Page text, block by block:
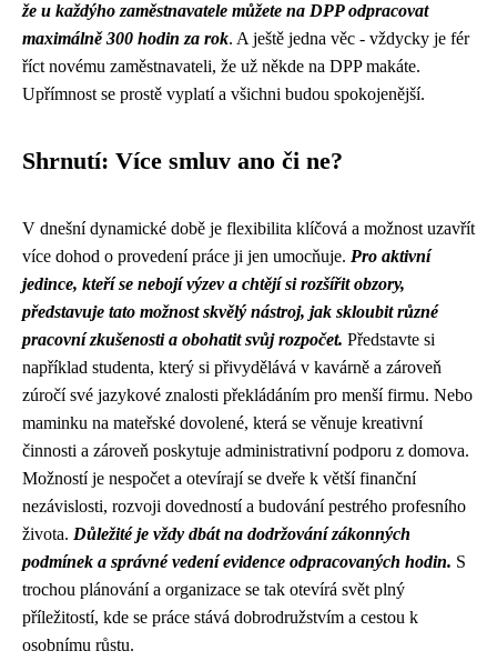
že u každýho zaměstnavatele můžete na DPP odpracovat
maximálně 300 hodin za rok. A ještě jedna věc - vždycky je fér
říct novému zaměstnavateli, že už někde na DPP makáte.
Upřímnost se prostě vyplatí a všichni budou spokojenější.
Shrnutí: Více smluv ano či ne?
V dnešní dynamické době je flexibilita klíčová a možnost uzavřít
více dohod o provedení práce ji jen umocňuje. Pro aktivní
jedince, kteří se nebojí výzev a chtějí si rozšířit obzory,
představuje tato možnost skvělý nástroj, jak skloubit různé
pracovní zkušenosti a obohatit svůj rozpočet. Představte si
například studenta, který si přivydělává v kavárně a zároveň
zúročí své jazykové znalosti překládáním pro menší firmu. Nebo
maminku na mateřské dovolené, která se věnuje kreativní
činnosti a zároveň poskytuje administrativní podporu z domova.
Možností je nespočet a otevírají se dveře k větší finanční
nezávislosti, rozvoji dovedností a budování pestrého profesního
života. Důležité je vždy dbát na dodržování zákonných
podmínek a správné vedení evidence odpracovaných hodin. S
trochou plánování a organizace se tak otevírá svět plný
příležitostí, kde se práce stává dobrodružstvím a cestou k
osobnímu růstu.